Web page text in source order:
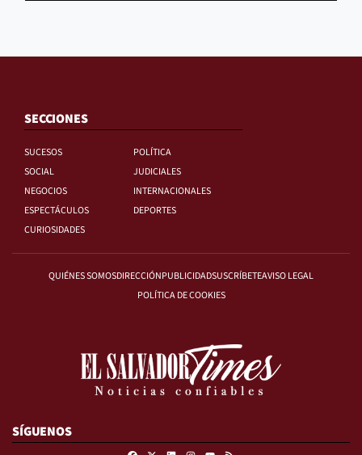
SECCIONES
SUCESOS
POLÍTICA
SOCIAL
JUDICIALES
NEGOCIOS
INTERNACIONALES
ESPECTÁCULOS
DEPORTES
CURIOSIDADES
QUIÉNES SOMOSDIRECCIÓNPUBLICIDADSUSCRÍBETEAVISO LEGAL
POLÍTICA DE COOKIES
SÍGUENOS